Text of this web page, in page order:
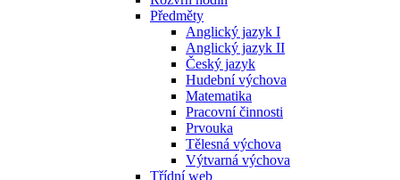
Předměty
Anglický jazyk I
Anglický jazyk II
Český jazyk
Hudební výchova
Matematika
Pracovní činnosti
Prvouka
Tělesná výchova
Výtvarná výchova
Třídní web